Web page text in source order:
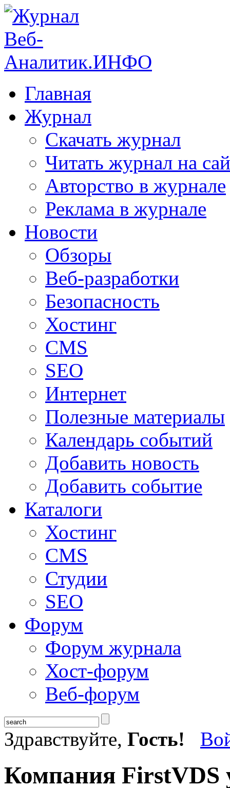
Главная
Журнал
Скачать журнал
Читать журнал на
Авторство в журнале
Реклама в журнале
Новости
Обзоры
Веб-разработки
Безопасность
Хостинг
CMS
SEO
Интернет
Полезные материалы
Календарь событий
Добавить новость
Добавить событие
Каталоги
Хостинг
CMS
Студии
SEO
Форум
Форум журнала
Хост-форум
Веб-форум
Здравствуйте, Гость!
Компания FirstVDS